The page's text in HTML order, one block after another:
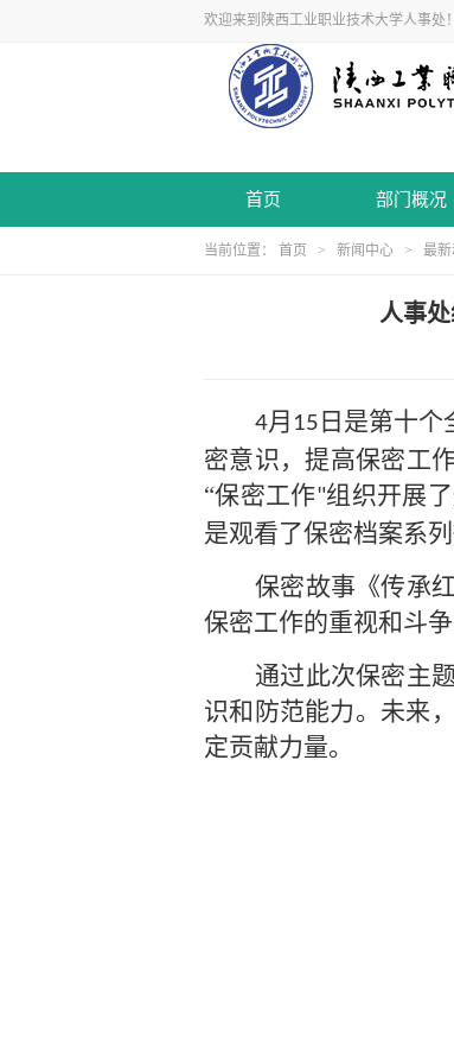
欢迎来到陕西工业职业技术大学人事处！
首页 部门概况
当前位置： 首页 > 新闻中心 > 最
人事
4月 15 日是第十
密意识，提高保密工
“保密工作"组织开展
是观看了保密档案系
保密故事《传承
保密工作的重视和斗
通过此次保密主
识和防范能力。未来
定贡献力量。